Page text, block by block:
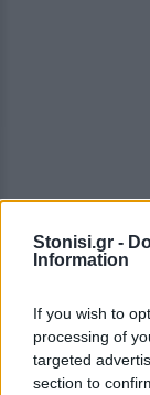
Stonisi.gr -
Information
If you wish to
processing of
targeted
section to
Το σχολείο
Παναγιούδα,
τηλέφωνα